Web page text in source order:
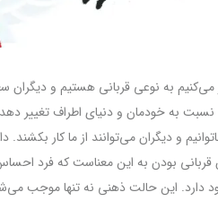
به نوعی قربانی هستیم و دیگران
نسبت به خودمان و دنیای اطراف تغییر
و دیگران می‌توانند از ما کار
بودن به این معناست که فرد
دارد. این حالت ذهنی نه تنها موجب